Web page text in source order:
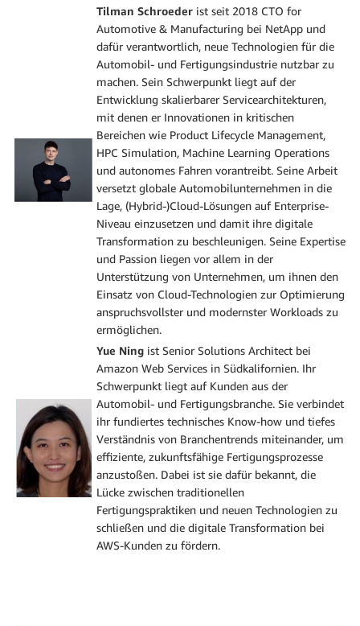
Tilman Schroeder ist seit 2018 CTO for
Automotive & Manufacturing bei NetApp und
dafür verantwortlich, neue Technologien für die
Automobil- und Fertigungsindustrie nutzbar zu
machen. Sein Schwerpunkt liegt auf der
Entwicklung skalierbarer Servicearchitekturen,
mit denen er Innovationen in kritischen
Bereichen wie Product Lifecycle Management,
HPC Simulation, Machine Learning Operations
und autonomes Fahren vorantreibt. Seine Arbeit
versetzt globale Automobilunternehmen in die
Lage, (Hybrid-)Cloud-Lösungen auf Enterprise-
Niveau einzusetzen und damit ihre digitale
Transformation zu beschleunigen. Seine Expertise
und Passion liegen vor allem in der
Unterstützung von Unternehmen, um ihnen den
Einsatz von Cloud-Technologien zur Optimierung
anspruchsvollster und modernster Workloads zu
ermöglichen.
Yue Ning ist Senior Solutions Architect bei
Amazon Web Services in Südkalifornien. Ihr
Schwerpunkt liegt auf Kunden aus der
Automobil- und Fertigungsbranche. Sie verbindet
ihr fundiertes technisches Know-how und tiefes
Verständnis von Branchentrends miteinander, um
effiziente, zukunftsfähige Fertigungsprozesse
anzustoßen. Dabei ist sie dafür bekannt, die
Lücke zwischen traditionellen
Fertigungspraktiken und neuen Technologien zu
schließen und die digitale Transformation bei
AWS-Kunden zu fördern.